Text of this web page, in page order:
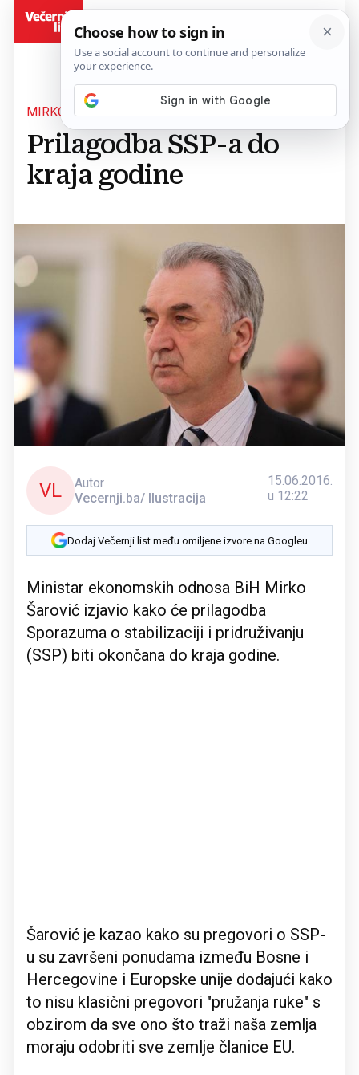
MIRKO ŠAROVIĆ:
Prilagodba SSP-a do
kraja godine
VL
Autor
Vecernji.ba/ Ilustracija
15.06.2016.
u 12:22
Dodaj Večernji list među omiljene izvore na Googleu
Ministar ekonomskih odnosa BiH Mirko
Šarović izjavio kako će prilagodba
Sporazuma o stabilizaciji i pridruživanju
(SSP) biti okončana do kraja godine.
Šarović je kazao kako su pregovori o SSP-
u su završeni ponudama između Bosne i
Hercegovine i Europske unije dodajući kako
to nisu klasični pregovori "pružanja ruke" s
obzirom da sve ono što traži naša zemlja
moraju odobriti sve zemlje članice EU.